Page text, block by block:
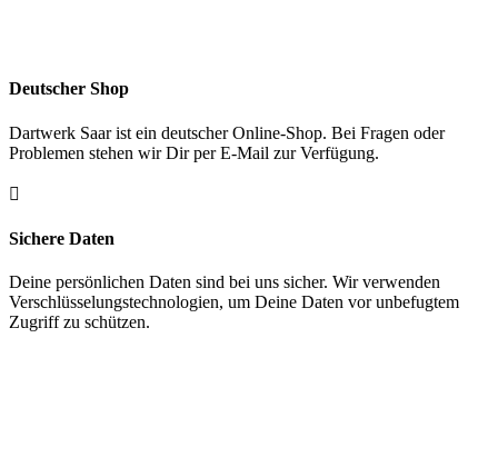
Deutscher Shop
Dartwerk Saar ist ein deutscher Online-Shop. Bei Fragen oder
Problemen stehen wir Dir per E-Mail zur Verfügung.

Sichere Daten
Deine persönlichen Daten sind bei uns sicher. Wir verwenden
Verschlüsselungstechnologien, um Deine Daten vor unbefugtem
Zugriff zu schützen.